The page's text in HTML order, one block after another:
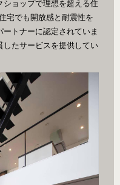
ョップで理想を超える住
宅でも開放感と耐震性を
トナーに認定されていま
したサービスを提供してい